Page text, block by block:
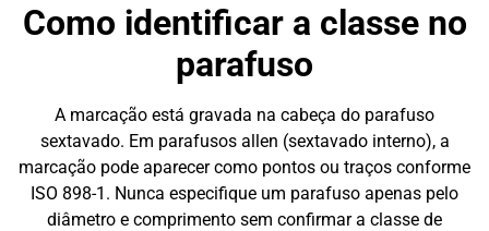
Como identificar a classe no
parafuso
A marcação está gravada na cabeça do parafuso
sextavado. Em parafusos allen (sextavado interno), a
marcação pode aparecer como pontos ou traços conforme
ISO 898-1. Nunca especifique um parafuso apenas pelo
diâmetro e comprimento sem confirmar a classe de